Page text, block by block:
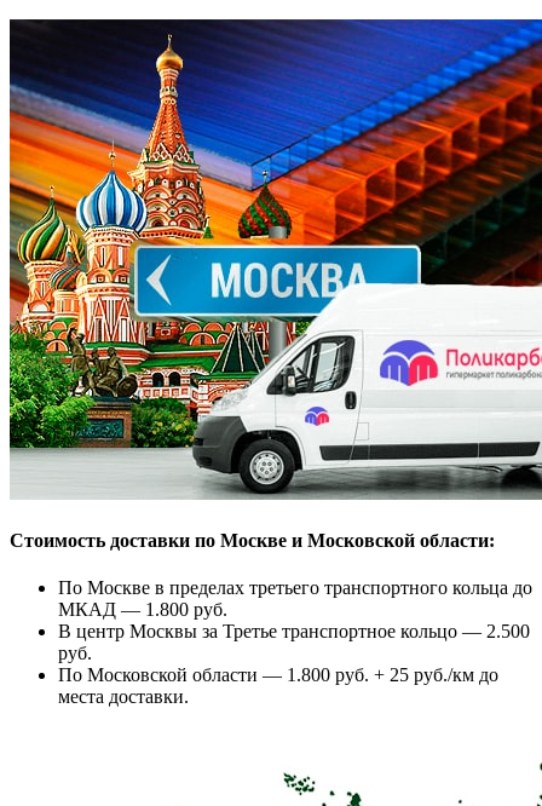
Стоимость доставки по Москве и Московской области:
По Москве в пределах третьего транспортного кольца до
МКАД — 1.800 руб.
В центр Москвы за Третье транспортное кольцо — 2.500
руб.
По Московской области — 1.800 руб. + 25 руб./км до
места доставки.